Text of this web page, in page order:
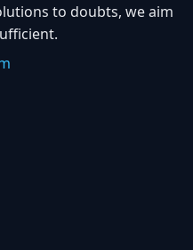
to doubts, we aim